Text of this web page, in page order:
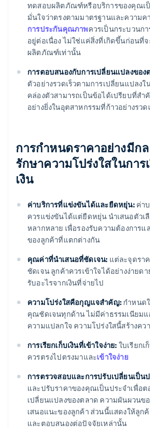
ทดสอบผลิตภัณฑ์หรือบริการของคุณเป็
มั่นใจว่าตรงตามมาตรฐานและความค
การประกันคุณภาพควรเป็นกระบวนก
อยู่ต่อเนื่อง ไม่ใช่แค่สิ่งที่เกิดขึ้นก่อนที่
ผลิตภัณฑ์เท่านั้น
การตอบสนองกับการเปลี่ยนแปลงของ
ตัวอย่างรวดเร็วตามการเปลี่ยนแปลงใ
คล่องตัวสามารถเป็นข้อได้เปรียบที่สำ
อย่างยิ่งในอุตสาหกรรมที่ก้าวอย่างรวด
การกำหนดราคาอย่างมีก
รักษาความโปร่งใสในการ
เงิน
ค่าบริการที่แข่งขันได้และยืดหยุ่น:ค่า
ควรแข่งขันได้แต่ยืดหยุ่น นำเสนอตัวเ
หลากหลาย เพื่อรองรับความต้องการ
ของลูกค้าที่แตกต่างกัน
คุณค่าที่นำเสนอที่ชัดเจน: แต่ละจุดรา
ชัดเจน ลูกค้าควรเข้าใจได้อย่างง่ายด
รับอะไรจากเงินที่จ่ายไป
ความโปร่งใสคือกุญแจสำคัญ: กำหนด
คุณชัดเจนทุกด้าน ไม่มีค่าธรรมเนียมแ
ความแปลกใจ ความโปร่งใสนี้สร้างคว
การเรียกเก็บเงินที่เข้าใจง่าย: ใบเรียก
ควรตรงไปตรงมาและเข้าใจง่าย
การตรวจสอบและการปรับเปลี่ยนเป็น
และปรับราคาของคุณเป็นประจำเพื่อ
เปลี่ยนแปลงของตลาด ความผันผวนข
เสนอแนะของลูกค้า ส่วนนี้แสดงให้ลูก
และตอบสนองต่อปัจจัยเหล่านั้น